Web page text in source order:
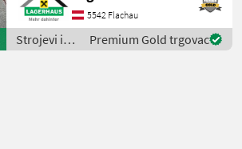
Grenzstreueinrichtung Wir
bitten telefonisch oder per
Mail Ihren Besuc
5542 Flachau
Strojevi i
oprema za
Premium Gold trgovac